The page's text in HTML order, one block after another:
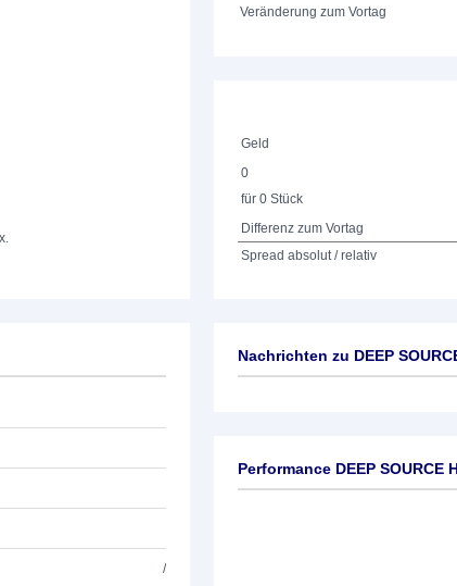
Veränderung zum Vortag
Geld
0
für 0 Stück
Differenz zum Vortag
Spread absolut / relativ
/
Nachrichten zu DEEP
Performance DEEP SOURCE